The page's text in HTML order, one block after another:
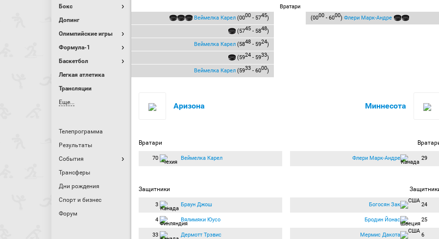
Бокс
Допинг
Олимпийские игры
Формула-1
Баскетбол
Легкая атлетика
Трансляции
Еще...
Телепрограмма
Результаты
События
Трансферы
Дни рождения
Спорт и бизнес
Форум
Вратари
Веймелка Карел (0000 - 5745)
(5745 - 5848)
Веймелка Карел (5848 - 5924)
(5924 - 5933)
Веймелка Карел (5933 - 6000)
(0000 - 6000)Флери Марк-Андре
Аризона
Вратари
70 Веймелка Карел
Защитники
3 Браун Джош
4 Вялимяки Юусо
33 Дермотт Трэвис
Миннесота
Флери Марк-Андре 29
Богосян Зак 24
Бродин Йонас 25
Мермис Дакота 6